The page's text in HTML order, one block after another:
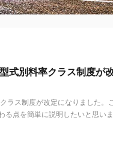
式別料率クラス制度が
ラス制度が改定になりました。
る点を簡単に説明したいと思い